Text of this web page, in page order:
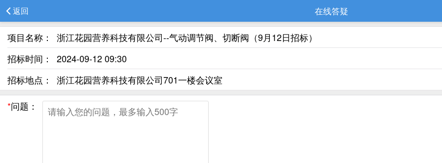
返回 在线答疑
项目名称：
浙江花园营养科技有限公司--气动调节阀、切断阀（9月12日招标）
招标时间：
2024-09-12 09:30
招标地点：
浙江花园营养科技有限公司701一楼会议室
*问题：